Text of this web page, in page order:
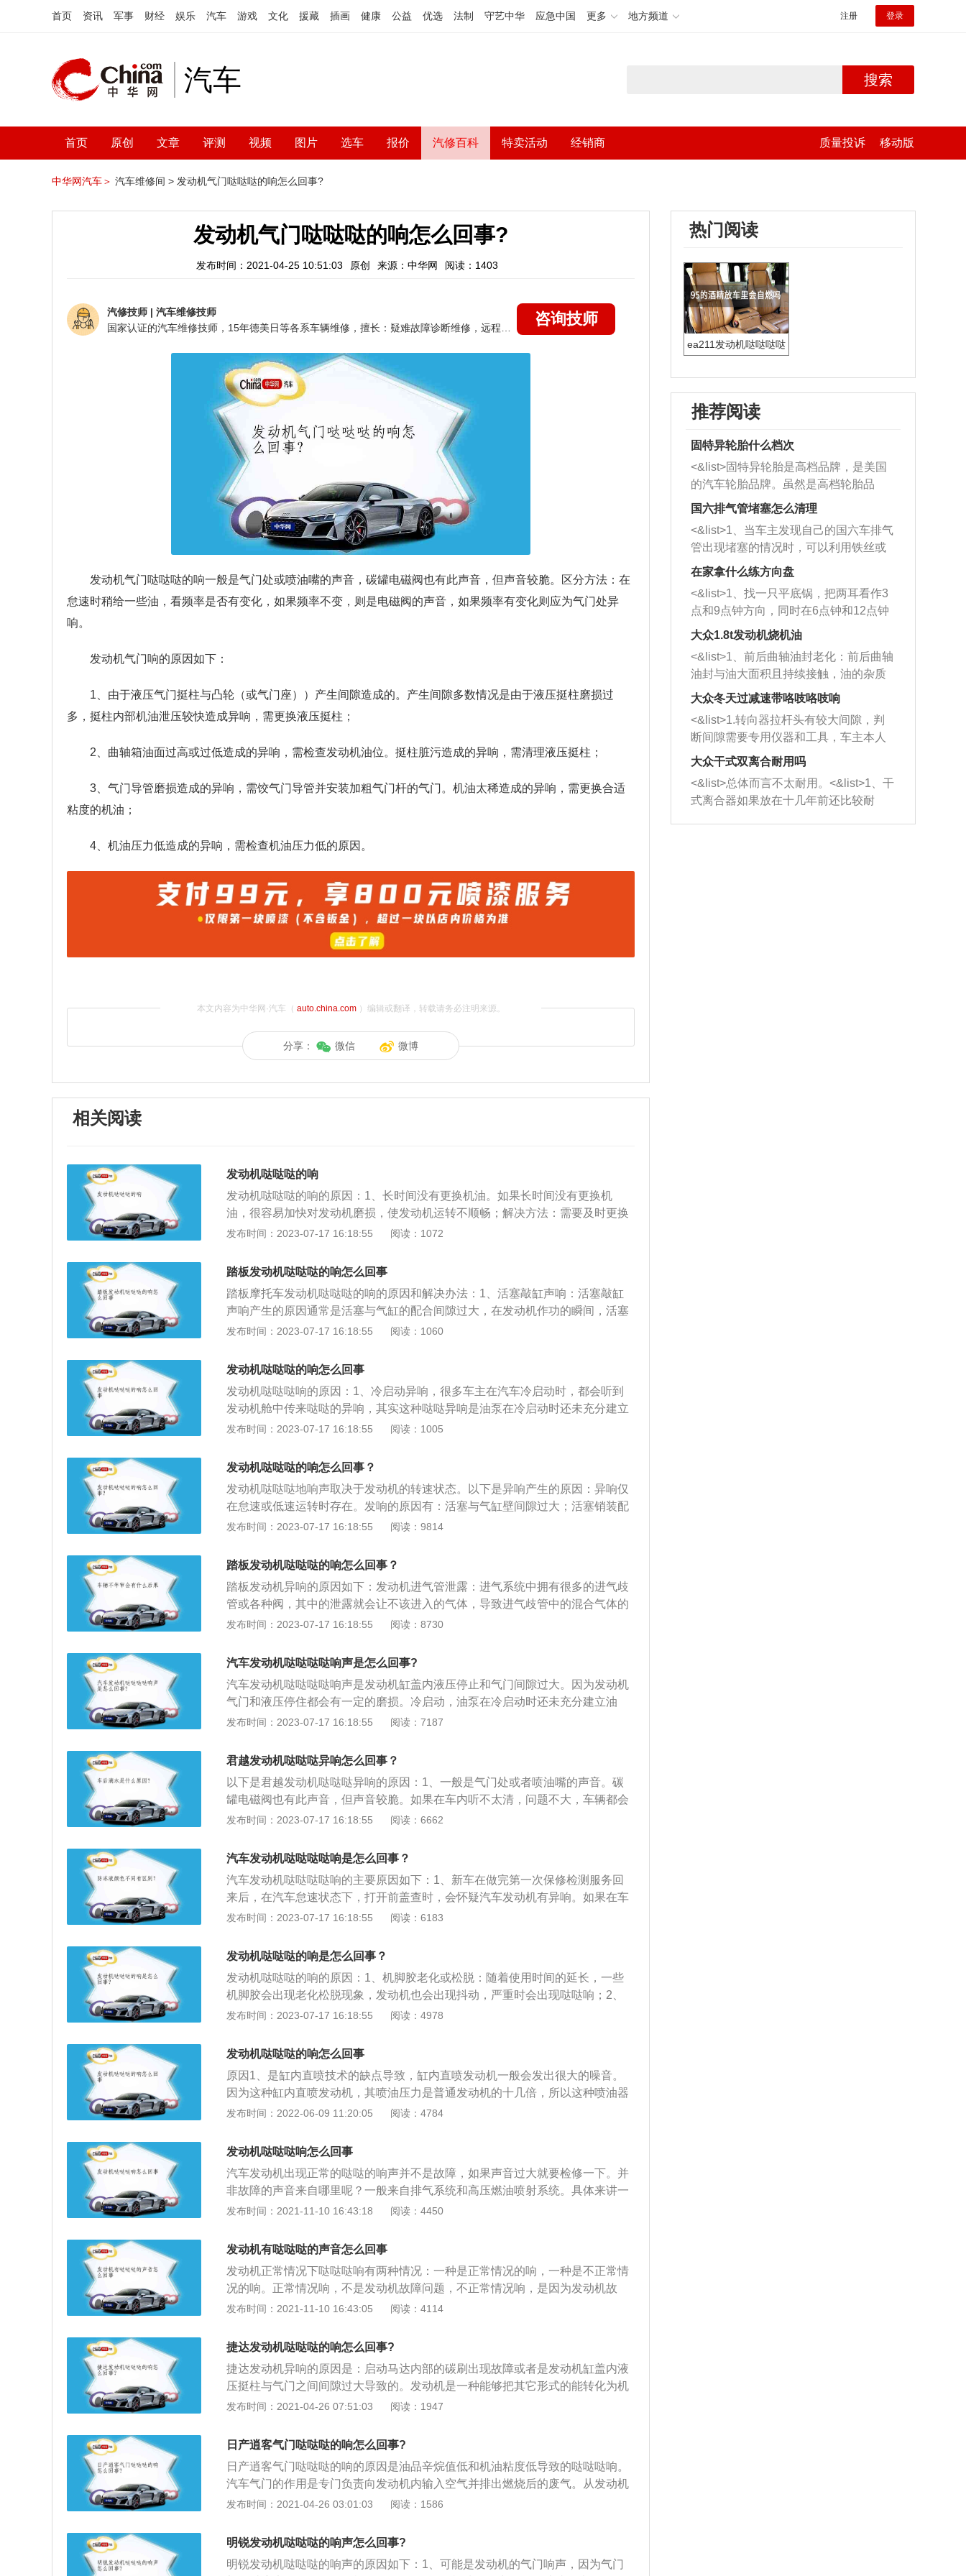
首页 资讯 军事 财经 娱乐 汽车 游戏 文化 援藏 插画 健康 公益 优选 法制 守艺中华 应急中国 更多 地方频道 注册 登录
汽车 搜索
首页 原创 文章 评测 视频 图片 选车 报价 汽修百科 特卖活动 经销商 质量投诉 移动版
中华网汽车＞ 汽车维修间 > 发动机气门哒哒哒的响怎么回事?
发动机气门哒哒哒的响怎么回事?
发布时间：2021-04-25 10:51:03 原创 来源：中华网 阅读：1403
汽修技师 | 汽车维修技师
咨询技师
发动机气门哒哒哒的响一般是气门处或喷油嘴的声音，碳罐电磁阀也有此声音，但声音较脆。区分方法：在
怠速时稍给一些油，看频率是否有变化，如果频率不变，则是电磁阀的声音，如果频率有变化则应为气门处异
响。
发动机气门响的原因如下：
1、由于液压气门挺柱与凸轮（或气门座））产生间隙造成的。产生间隙多数情况是由于液压挺柱磨损过
多，挺柱内部机油泄压较快造成异响，需更换液压挺柱；
2、曲轴箱油面过高或过低造成的异响，需检查发动机油位。挺柱脏污造成的异响，需清理液压挺柱；
3、气门导管磨损造成的异响，需饺气门导管并安装加粗气门杆的气门。机油太稀造成的异响，需更换合适
粘度的机油；
4、机油压力低造成的异响，需检查机油压力低的原因。
本文内容为中华网·汽车（ auto.china.com）编辑或翻译，转载请务必注明来源。
分享： 微信 微博
相关阅读
发动机哒哒哒的响
发动机哒哒哒的响的原因：1、长时间没有更换机油。如果长时间没有更换机
油，很容易加快对发动机磨损，使发动机运转不顺畅；解决方法：需要及时更换
机油，同时也要更换机油滤芯；2、发动机油老化或零件松动的情况。这一种原
才能够正常出行；3、油泵在冷启动的时候，就容易在运行一段时间发出哒哒哒
的声音；解决方法：建议在启动车辆的时候一定要先热车，尤其是在温度较低的
时候；4、机脚胶出现老化或松脱，发动机就会会出现哒哒异响；解决方法：需
更换新的机脚胶即可；5、气门处或者喷油嘴的声音，碳罐电磁阀工作时也有类
似的声音，一般在发动机启动以后，随着碳罐和进气管之间的阀门被打开，就会
属于正常现象，等车辆行驶一段时间声音即可消失；6、车辆处于冷车状态，缸
壁与活塞的间隙还没有达到最佳尺寸，机油的润滑也不充分造成的；解决方法：
需要在启动车辆先热车，等发动机的缸体温度正常会消失；7、车主添加了劣质
加大；解决方法：需要及时更换厂家推荐的机油；8、如果汽车半轴损坏的情况
要更换汽车半轴；9、气门也会导致发动机出现哒哒哒的异响，尤其是冷车时，
机油的油压还没上去，气门处还没有润滑到位，车辆长时间停放后也会出现这种
现象；解决办法：属于专业问题，建议去维修厂或者4S店维修。
发布时间：2023-07-17 16:18:55 阅读：1072
踏板发动机哒哒哒的响怎么回事
踏板摩托车发动机哒哒哒的响的原因和解决办法：1、活塞敲缸声响：活塞敲缸
声响产生的原因通常是活塞与气缸的配合间隙过大，在发动机作功的瞬间，活塞
受高压气体的压力，在气缸内摆动和和敲击气缸壁，产生声响。此外活塞反椭
缸。解决办法：尽快前往维修点进行拆开检查。进行针对性的维修。2、连杆大
头轴承声响：突然加速时，有明显的连续敲击声响，这是连杆大头轴承声响的主
要特征，连杆大头轴承磨损严重时，发动机怠速工作时有明显的声响，增加负荷
时声响会加剧。解决办法：（1）分解检查,若轴承型号错误,进行更换;若连杆盖方
向错误,重新安装。（2）检查连杆盖螺栓拧紧力矩是否合格,若松动或力矩不合格,
更换。（4）分解检查连杆轴承是否磨损异常,若有应立即检查油路系统,供油是否
正常。3、出现这种情况可能是燃油供给系统出现了问题，也有可能是点火系统
出现了问题。出现这种情况后建议去检查一下燃油供给系统和点火系统。解决办
点火线圈。供油系统出现故障时也需要更换故障零件。4、燃油系统堵塞或故
部分堵塞，导致汽车怠速时不能得到相应的燃油量，导致混合气就会变稀，发动
机动力输出变弱，怠速抖动。解决办法：需要疏通或维修更换燃油系统。5、发
动机进气管泄露：进气系统中拥有很多的进气歧管或各种阀，其中的泄露就会让
不该进入的气体，导致进气歧管中的混合气体的浓度过高或者过低，最终导致发
修。更换发动机进气管。6、正时链条磨损：正时链条磨损也会造成踏板摩托车
发动机哒哒哒的响。解决方法：需要更换正时链条。7、火花塞选择不正确。解
决方法：需要选择正确的火花塞。
发布时间：2023-07-17 16:18:55 阅读：1060
发动机哒哒哒的响怎么回事
发动机哒哒哒响的原因：1、冷启动异响，很多车主在汽车冷启动时，都会听到
发动机舱中传来哒哒的异响，其实这种哒哒异响是油泵在冷启动时还未充分建立
油压，导致各部件得不到润滑所致；解决方法：正常情况下，当发动机运行一段
后，随着碳罐和进气管之间的阀门被打开，就会使汽油蒸汽连同空气带入气缸内
参与燃烧，也会产生哒哒哒的声音；解决方法：这种属于正常现象，发动机启动
一段时间后，哒哒哒的声音就会消失；3、发动机机脚胶老化造成，同时还会使
发动机在发动的时候产生抖动的情况；解决方法：需更换发动机机脚胶；4、发
动机机油缺失或机油粘度下降，不易流动，影响到发动机的润滑等作用，启动时
车发动机有哒哒哒的声音，尤其是踩油门的时候；解决方法：建议车主去4S店或
修理厂进行维修，车主个人无法解决此问题或容易使汽车产生新的问题，造成不
必要的损失；6、可能是发动机的气门响声，因为气门部件过度磨损，导致发动
可能就是机油泵压力不足，容易造成零件过度磨损，甚至发生烧瓦抱轴、活塞烧
更换燃油泵总成等受损零件即可。
发布时间：2023-07-17 16:18:55 阅读：1005
发动机哒哒哒的响怎么回事？
发动机哒哒哒地响声取决于发动机的转速状态。以下是异响产生的原因：异响仅
在怠速或低速运转时存在。发响的原因有：活塞与气缸壁间隙过大；活塞销装配
过紧或连杆轴承装配过紧；挺杆与其导孔间隙过大；配气凸轮轮廓磨损；有时起
减速时相继发出短暂声响。发响的原因有：凸轮轴正时齿轮破裂或其固定螺母松
动；曲轴折断；活塞销衬套松旷；凸轮轴轴向间隙过大或其衬套松旷。异响在发
动机急加速时出现，维持高速运转时声响仍存在。发响的原因有：连杆轴承松
旷、轴瓦烧熔或尺寸不符而转动；曲轴轴承松旷或轴瓦烧容；活塞销折断；曲轴
折断。
发布时间：2023-07-17 16:18:55 阅读：9814
踏板发动机哒哒哒的响怎么回事？
踏板发动机异响的原因如下：发动机进气管泄露：进气系统中拥有很多的进气歧
管或各种阀，其中的泄露就会让不该进入的气体，导致进气歧管中的混合气体的
浓度过高或者过低，最终导致发动机出现间歇性抖动或怠速时无力的症状。燃油
器之间的油管部分堵塞，导致汽车怠速时不能得到相应的燃油量，导致混合气就
会变稀，发动机动力输出变弱，怠速抖动。
发布时间：2023-07-17 16:18:55 阅读：8730
汽车发动机哒哒哒哒响声是怎么回事?
汽车发动机哒哒哒哒响声是发动机缸盖内液压停止和气门间隙过大。因为发动机
气门和液压停住都会有一定的磨损。冷启动，油泵在冷启动时还未充分建立油
压，各部件由于得不到润滑所导致。汽车发动机需要定期保养:1、定期更换机油
固体颗粒和粘稠物积存在滤清器中。2、保持曲轴箱通风良好，须定期保养PCV:
保持曲轴箱通风良好，须定期保养PCV，清除PCV阀周围的污染物，空气中的污
染物会沉积在PCV阀的周围，可能使阀堵塞。3、定期清洗曲轴箱:定期清洗曲轴
箱，定期使用BGl05清洗曲轴箱，保持发动机内部的清洁。
发布时间：2023-07-17 16:18:55 阅读：7187
君越发动机哒哒哒异响怎么回事？
以下是君越发动机哒哒哒异响的原因：1、一般是气门处或者喷油嘴的声音。碳
罐电磁阀也有此声音，但声音较脆。如果在车内听不太清，问题不大，车辆都会
有相应的哒哒声。2、一般汽车在冷车启动时，都会出现发动机的声音比热车时
冷车时，缸壁与活塞的间隙还没有达到最佳尺寸，同时机油的润滑也不充分导
致。通常当发动机缸体温度达到95度左右时，声音会恢复正常。3、机油的原
因。劣质机油、长时间没有更换机油或者缺机油等等情形，都容易导致气门与导
管之间以及液压挺杆等处的摩擦加大，从而使发动机内的各种声音更响。
发布时间：2023-07-17 16:18:55 阅读：6662
汽车发动机哒哒哒哒响是怎么回事？
汽车发动机哒哒哒哒响的主要原因如下：1、新车在做完第一次保修检测服务回
来后，在汽车怠速状态下，打开前盖查时，会怀疑汽车发动机有异响。如果在车
内听不到这种声音就不算大，一般是气门处或者喷油嘴的声音。碳罐电磁阀也有
车时稍大一点，只要这个声音听起来均匀柔和，不刺耳，一般都没有问题。3、
机油的原因。劣质机油或者长时间没有更换机油，缺机油等等情形，都容易导致
气门与导管之间以及液压挺杆等处的摩擦加大，从而使发动机内的各种声音更
响。4、若通过上述排查仍然不放心，建议到就近的4S或者汽修厂，进行检查来
确认故障原因。
发布时间：2023-07-17 16:18:55 阅读：6183
发动机哒哒哒的响是怎么回事？
发动机哒哒哒的响的原因：1、机脚胶老化或松脱：随着使用时间的延长，一些
机脚胶会出现老化松脱现象，发动机也会出现抖动，严重时会出现哒哒响；2、
发动机敲缸：由于润滑条件不足，活塞和气缸壁出现过度的磨损，导致活塞与气
现象。发动机Engine是一种能够把其他形式的能转化为机械能的机器，既适用于
动力发生装置，也可指包括动力装置的整个机器。其种类包括如内燃机、外燃
机、电动机。
发布时间：2023-07-17 16:18:55 阅读：4978
发动机哒哒哒的响怎么回事
原因1、是缸内直喷技术的缺点导致，缸内直喷发动机一般会发出很大的噪音。
因为这种缸内直喷发动机，其喷油压力是普通发动机的十几倍，所以这种喷油器
在高压喷射时会振动，在安静或缓慢行驶时特别容易听到卡嗒卡嗒的噪音。2.碳
附在碳罐中的汽油蒸汽与空气一起被带入气缸参与燃烧。这不仅减少了排放，还
减少了油耗。这部分在工作时也会有清脆的咔哒声。3.汽车冷启动。当汽车冷启
动时，许多车主人都能听到发动机舱内“咔嗒”的异常噪音。实际上，这种“咔哒”异
常噪音是由于油泵在冷启动时油压没有完全建立，导致各种部件润滑失效造成
的。正常情况下，发动机运转一段时间，咔嗒咔嗒的噪音就会消失。异常卡嗒卡
机工作时的振动和缓冲，固定发动机。这些脚胶一旦老化或松动，发动机就会抖
动，严重时会出现“咔哒”的异响，只需更换新的脚胶即可。2.混合物太稠了。当发
动机混合气过浓时，现象是：起动后难以加速，发动机运转不均匀；排气管冒黑
与积碳、过滤器堵塞等有关。一般不需要大修。3.“敲缸”异响。由于润滑条件差以
动机运转时，活塞裙与气缸壁发生碰撞，产生“咔嗒咔嗒”的清脆响声，这种现象
在怠速或低速运转时一般比较明显。
发布时间：2022-06-09 11:20:05 阅读：4784
发动机哒哒哒响怎么回事
汽车发动机出现正常的哒哒的响声并不是故障，如果声音过大就要检修一下。并
非故障的声音来自哪里呢？一般来自排气系统和高压燃油喷射系统。具体来讲一
下：在排气系统中，在控制倒气门的这一环工作中，瞬间会产生哒哒哒的声音。
缸内直喷技术。从高压燃油喷射系统上看，其喷油器上的工作时间也会产生哒哒
哒哒类似的声音。家里买了大众和奥迪汽车的朋友们，听到这个声音应该多一
些。异常情况下多来自配气系统，一般是某个传递零件出了问题。这种情况下，
噪音比较明显，哪怕是在行驶过程中也能听得见。就需要认真对待，以防发生更
为严重的问题。除了配气系统呢？机脚胶老化或松脱，发动机抖动就会加剧，严
以，作为车主不仅仅要注意行车安全，也更要细心仔细聆听汽车的反应，及时修
理或者保养，实现延长汽车寿命的目的。
发布时间：2021-11-10 16:43:18 阅读：4450
发动机有哒哒哒的声音怎么回事
发动机正常情况下哒哒哒响有两种情况：一种是正常情况的响，一种是不正常情
况的响。正常情况响，不是发动机故障问题，不正常情况响，是因为发动机故
障。正常情况响，分为三种情况：缸内直喷技术的弊端、碳罐电磁阀运转、汽车
的压力大，在喷射的时候容易产生振动，容易听到哒哒哒的声音。第二种是碳罐
在工作过程中，吸附的汽油蒸汽与空气进入气缸内燃烧，产生的哒哒哒的声音。
第三种是汽车在冷启动时，油泵在冷启动时还未充分建立油压，正常情况下运转
一段时间声音就会消失。不正常情况哒哒哒响，就需要对发动机进行检查和维
修，第一种情况可能是发动机机脚垫出现老化或者松动，这种情况只需要更换机
伴有哒哒哒声音，这种情况一般是积碳过多导致的。第三种情况是，由于发动机
的润滑条件不好，零部件出现磨损，产生哒哒哒的清脆声，一般在怠速情况下比
较明显。
发布时间：2021-11-10 16:43:05 阅读：4114
捷达发动机哒哒哒的响怎么回事?
捷达发动机异响的原因是：启动马达内部的碳刷出现故障或者是发动机缸盖内液
压挺柱与气门之间间隙过大导致的。发动机是一种能够把其它形式的能转化为机
械能的机器，包括如内燃机（往复活塞式发动机）、外燃机（斯特林发动机、蒸
挡行驶：发动机本身就具有减速断油的功能，如果空挡反而不利于节油；2、平
时使用车辆时要注意观察，发现地上有油要判断是否出现发动机漏油的现象，及
时与汽车4S店沟通，除掉安全隐患；3、对于装有涡轮增压器的汽车，在高速行
驶或是爬坡后不要马上熄火，在怠速运转10分钟后再熄火，装有涡轮增压器的汽
车其形成积碳的速度比一般自然吸气式的汽车要快数倍；4、当刹车油中混入或
否则会造成制动压力不足，从而影响制动效果。
发布时间：2021-04-26 07:51:03 阅读：1947
日产逍客气门哒哒哒的响怎么回事?
日产逍客气门哒哒哒的响的原因是油品辛烷值低和机油粘度低导致的哒哒哒响。
汽车气门的作用是专门负责向发动机内输入空气并排出燃烧后的废气。从发动机
结构上，分为进气门和排气门。进气门的作用是将空气吸入发动机内，与燃料混
下：1、会影响发动机的工作效率，汽车动力会降低；2、会产生异响，发动机在
运行过程中会出现怠速不稳或加速不畅的情况，超车性能也有所降低，严重时还
会导致发动机启动困难，出现打不着火的现象，汽车还会出现漏气或积碳增多的
发布时间：2021-04-26 03:01:03 阅读：1586
明锐发动机哒哒哒的响声怎么回事?
明锐发动机哒哒哒的响声的原因如下：1、可能是发动机的气门响声，因为气门
热门阅读
ea211发动机哒哒哒哒
推荐阅读
固特异轮胎什么档次
<&list>固特异轮胎是高档品牌，是美国
的汽车轮胎品牌。虽然是高档轮胎品
牌，但是中高低端的轮胎都有生产，这
也是为了更好的开拓市场。
国六排气管堵塞怎么清理
<&list>1、当车主发现自己的国六车排气
管出现堵塞的情况时，可以利用铁丝或
者是细棍，直接将杂物给取出来，如果
堵塞情况比较严重，也可以采取应急措
施。 <&list>2、直接利用木棍将所有的
杂物推到排气管里面的位置处，然后将
三元催化器拆解开，就可以将堵塞的东
西取出来。但如果是因为积碳过多引起
的堵塞，就需要将三元催化器泡在草酸
洗剂对堵塞的情况得到解决，将清洗剂
放在燃油箱中，与燃油混合后，车辆启
动时，就可以和汽油一起进入到燃烧
室，最后形成废气排出，就可以让三元
催化器得到清洗，排气管堵塞的情况就
能够得到解决。
在家拿什么练方向盘
<&list>1、找一只平底锅，把两耳看作3
点和9点钟方向，同时在6点钟和12点钟
方向做一个标记。 <&list>2、双手握住
一圈半的练习，往右同样也要打相同的
圈数。 <&list>3、最后强调要反复练
习，这样就可以形成肌肉记忆，在真实
驾驶车辆时，不需要记忆也能打好方
向。
大众1.8t发动机烧机油
<&list>1、前后曲轴油封老化：前后曲轴
油封与油大面积且持续接触，油的杂质
和发动机内持续温度变化使其密封效果
逐渐减弱，导致渗油或漏油。<&list>2、
活塞间隙过大：积碳会使活塞环与缸体
的间隙扩大，导致机油流入燃烧室中，
造成烧机油。<&list>3、机油粘度。使用
机油粘度过小的话，同样会有烧机油现
象，机油粘度过小具有很好的流动性，
大众冬天过减速带咯吱咯吱响
<&list>1.转向器拉杆头有较大间隙，判
断间隙需要专用仪器和工具，车主本人
无法制作，需要将车辆送到修理厂或4s
店；<&list>2.车辆半轴套管防尘罩破
裂，破裂后会出现漏油现象，使半轴磨
损严重，磨损的半轴容易损坏，产生异
响；<&list>3.稳定器的转向胶套和球头
大众干式双离合耐用吗
<&list>总体而言不太耐用。<&list>1、干
式离合器如果放在十几年前还比较耐